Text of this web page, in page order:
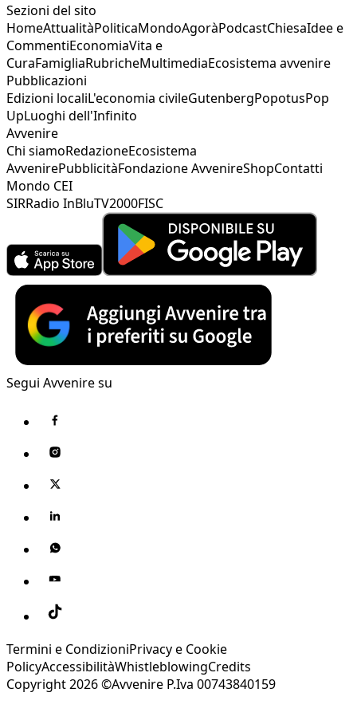
Sezioni del sito
HomeAttualitàPoliticaMondoAgoràPodcastChiesaIdee e
CommentiEconomiaVita e
CuraFamigliaRubricheMultimediaEcosistema avvenire
Pubblicazioni
Edizioni localiL'economia civileGutenbergPopotusPop
UpLuoghi dell'Infinito
Avvenire
Chi siamoRedazioneEcosistema
AvvenirePubblicitàFondazione AvvenireShopContatti
Mondo CEI
SIRRadio InBluTV2000FISC
Segui Avvenire su
Termini e CondizioniPrivacy e Cookie
PolicyAccessibilitàWhistleblowingCredits
Copyright 2026 ©Avvenire P.Iva 00743840159